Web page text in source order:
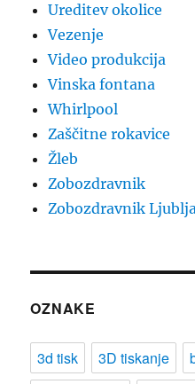
Ureditev okolice
Vezenje
Video produkcija
Vinska fontana
Whirlpool
Zaščitne rokavice
Žleb
Zobozdravnik
Zobozdravnik
OZNAKE
3d tisk 3D tiskanje